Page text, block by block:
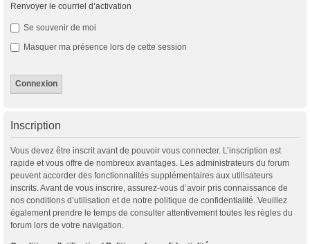
Renvoyer le courriel d’activation
Se souvenir de moi
Masquer ma présence lors de cette session
Inscription
Vous devez être inscrit avant de pouvoir vous connecter. L’inscription est
rapide et vous offre de nombreux avantages. Les administrateurs du forum
peuvent accorder des fonctionnalités supplémentaires aux utilisateurs
inscrits. Avant de vous inscrire, assurez-vous d’avoir pris connaissance de
nos conditions d’utilisation et de notre politique de confidentialité. Veuillez
également prendre le temps de consulter attentivement toutes les règles du
forum lors de votre navigation.